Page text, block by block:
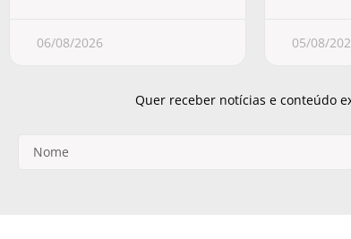
06/08/2026 05/08/
Quer receber notícias e conteúdo